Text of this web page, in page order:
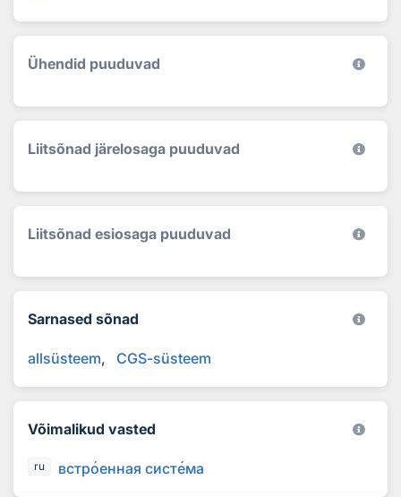
Ühendid puuduvad
Liitsõnad järelosaga puuduvad
Liitsõnad esiosaga puuduvad
Sarnased sõnad
allsüsteem CGS-süsteem
Võimalikud vasted
ru встроенная система